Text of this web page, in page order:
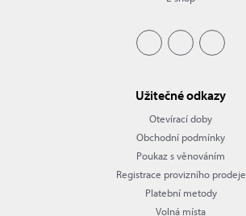
Užitečné odkazy
Otevírací doby
Obchodní podmínky
Poukaz s věnováním
Registrace provizního prodeje
Platební metody
Volná místa